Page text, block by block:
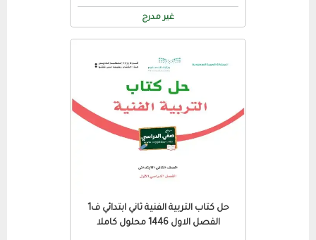
غير مدرج
حل كتاب التربية الفنية ثاني ابتدائي ف1
الفصل الاول 1446 محلول كاملا